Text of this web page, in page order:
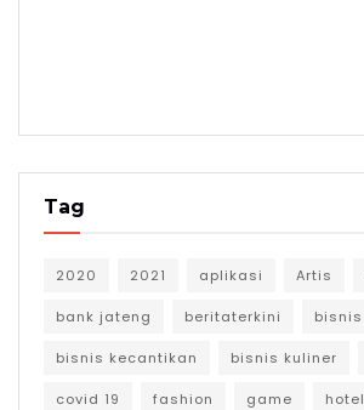
Tag
2020 2021 aplikasi Artis
bank jateng beritaterkini bisnis
bisnis kecantikan bisnis kuliner
covid 19 fashion game hotel